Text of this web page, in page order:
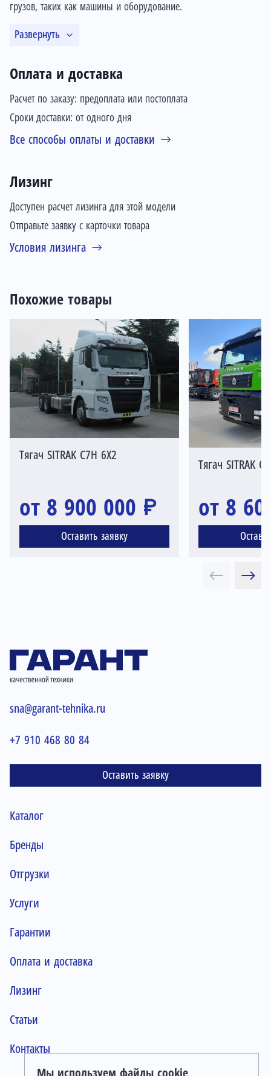
Оплата и доставка
Расчет по заказу: предоплата или постоплата
Сроки доставки: от одного дня
Все способы оплаты и доставки
Лизинг
Доступен расчет лизинга для этой модели
Отправьте заявку с карточки товара
Условия лизинга
грузов, таких как машины и оборудование.
Развернуть
Похожие товары
Тягач SITRAK C7H 6X2
от 8 900 000 ₽
Оставить заявку
Тягач SITRAK
от 8
sna@garant-tehnika.ru
+7 910 468 80 84
Оставить заявку
Каталог
Бренды
Отгрузки
Услуги
Гарантии
Оплата и доставка
Лизинг
Статьи
Контакты
Мы используем файлы cookie